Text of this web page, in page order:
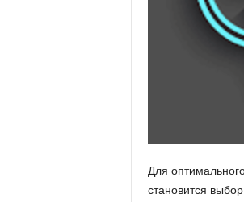
Для
становится